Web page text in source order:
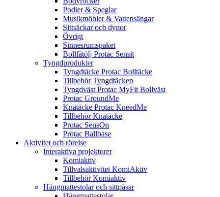
Podier & Speglar
Musikmöbler & Vattensängar
Sittsäckar och dynor
Övrigt
Sinnesrumspaket
Bollfåtölj Protac Sensit
Tyngdprodukter
Tyngdtäcke Protac Bolltäcke
Tillbehör Tyngdtäcken
Tyngdväst Protac MyFit Bollväst
Protac GroundMe
Knätäcke Protac KneedMe
Tillbehör Knätäcke
Protac SensOn
Protac Ballbase
Aktivitet och rörelse
Interaktiva projektorer
Komiaktiv
Tillvalsaktivitet KomiAktiv
Tillbehör Komiaktiv
Hängmattestolar och sittpåsar